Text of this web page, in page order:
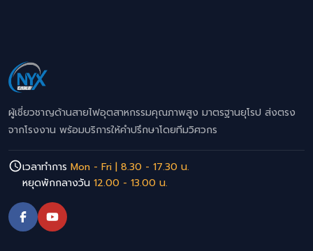
ผู้เชี่ยวชาญด้านสายไฟอุตสาหกรรมคุณภาพสูง มาตรฐานยุโรป ส่งตรง
จากโรงงาน พร้อมบริการให้คำปรึกษาโดยทีมวิศวกร
เวลาทำการ Mon - Fri | 8.30 - 17.30 น.
หยุดพักกลางวัน 12.00 - 13.00 น.